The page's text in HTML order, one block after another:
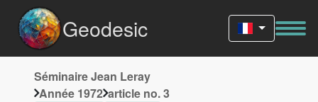
Geodesic
Séminaire Jean Leray
Année 1972 article no. 3